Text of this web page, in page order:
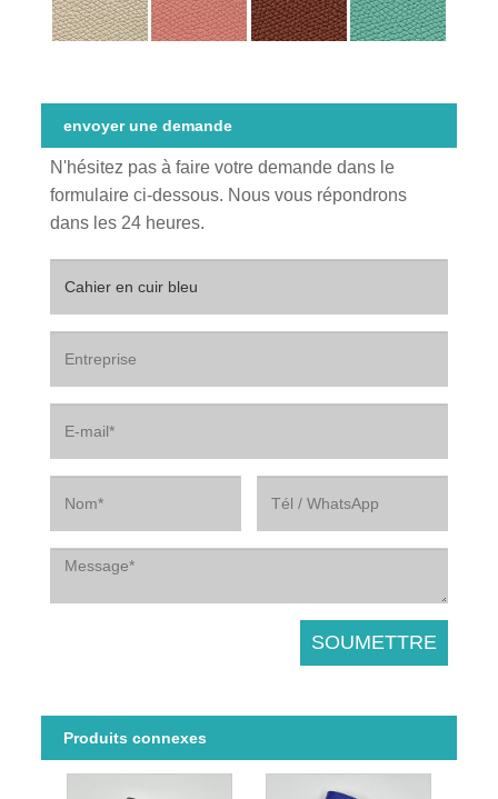
envoyer une demande
N'hésitez pas à faire votre demande dans le
formulaire ci-dessous. Nous vous répondrons
dans les 24 heures.
Produits connexes